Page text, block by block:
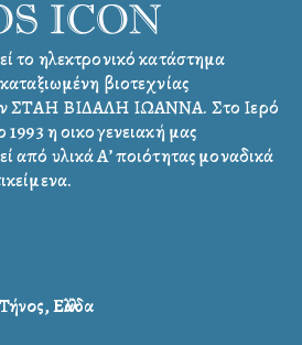
το ηλεκτρονικό κατάστημα
βιοτεχνίας
ΣΤΑΗ ΒΙΔΑΛΗ ΙΩΑΝΝΑ. Στο Ιερό
η οικογενειακή μας
από υλικά Α’ ποιότητας μοναδικά
Ελλάδα